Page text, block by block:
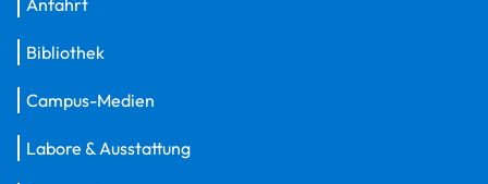
Anfahrt
Bibliothek
Campus-Medien
Labore & Ausstattung